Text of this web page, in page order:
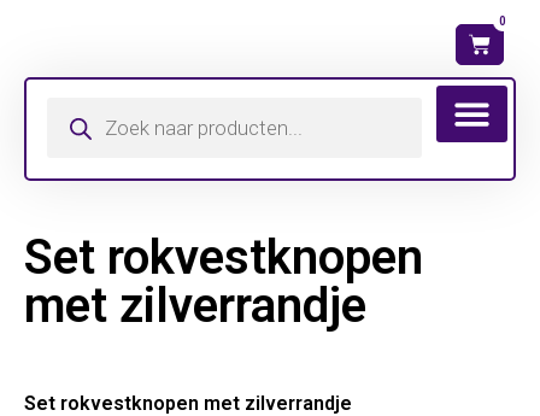
0
Set rokvestknopen
met zilverrandje
Set rokvestknopen met zilverrandje